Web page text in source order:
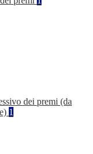
dei premi (da
1